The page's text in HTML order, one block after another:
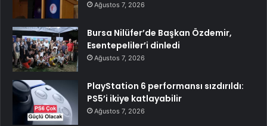
Ağustos 7, 2026
Bursa Nilüfer’de Başkan Özdemir,
Esentepeliler’i dinledi
Ağustos 7, 2026
PlayStation 6 performansı sızdırıldı:
PS5’i ikiye katlayabilir
Ağustos 7, 2026